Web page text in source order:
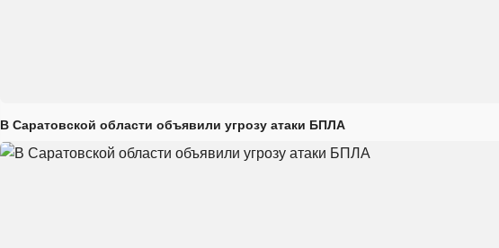
В Саратовской области объявили угрозу атаки БПЛА